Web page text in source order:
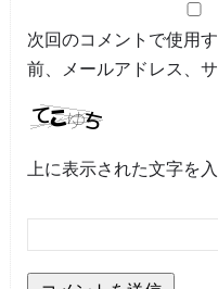
次回のコメントで使用
前、メールアドレス、
上に表示された文字を